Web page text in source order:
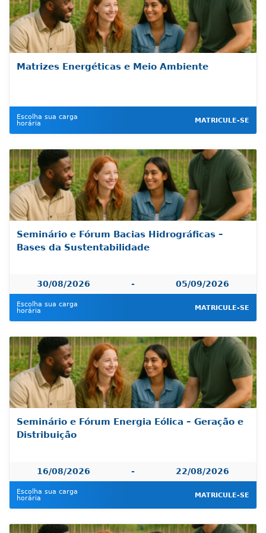
Matrizes Energéticas e Meio Ambiente
Escolha sua carga
horária
MATRICULE-SE
Seminário e Fórum Bacias Hidrográficas –
Bases da Sustentabilidade
30/08/2026 - 05/09/2026
Escolha sua carga
horária
MATRICULE-SE
Seminário e Fórum Energia Eólica – Geração e
Distribuição
16/08/2026 - 22/08/2026
Escolha sua carga
horária
MATRICULE-SE